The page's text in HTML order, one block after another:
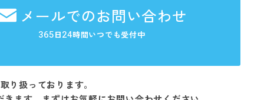
メールでのお問い合わせ
365日24時間いつでも受付中
り扱っております。